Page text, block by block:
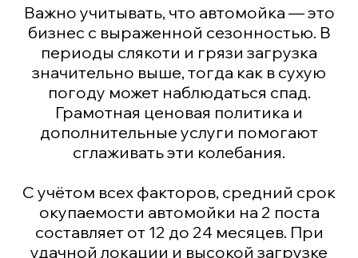
Важно учитывать, что автомойка — это
бизнес с выраженной сезонностью. В
периоды слякоти и грязи загрузка
значительно выше, тогда как в сухую
погоду может наблюдаться спад.
Грамотная ценовая политика и
дополнительные услуги помогают
сглаживать эти колебания.
С учётом всех факторов, средний срок
окупаемости автомойки на 2 поста
составляет от 12 до 24 месяцев. При
удачной локации и высокой загрузке